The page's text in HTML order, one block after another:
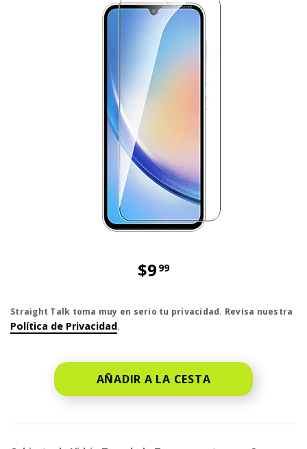
$9 99
Straight Talk toma muy en serio tu privacidad. Revisa nuestra
Política de Privacidad.
AÑADIR A LA CESTA